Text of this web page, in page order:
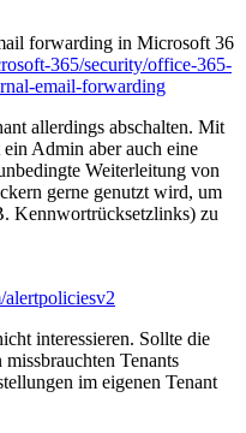
forwarding in Microsoft 36
365/security/office-365-
email-forwarding
allerdings abschalten. Mit
Admin aber auch eine
Weiterleitung von
gerne genutzt wird, um
Kennwortrücksetzlinks) zu
alertpoliciesv2
interessieren. Sollte die
Tenants
im eigenen Tenant